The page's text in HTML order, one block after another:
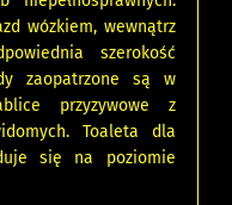
wózkiem, wewnątrz
szerokość
zaopatrzone są w
przyzywowe z
Toaleta dla
się na poziomie